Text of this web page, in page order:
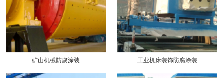
矿山机械防腐涂装 工业机床装饰防腐涂装